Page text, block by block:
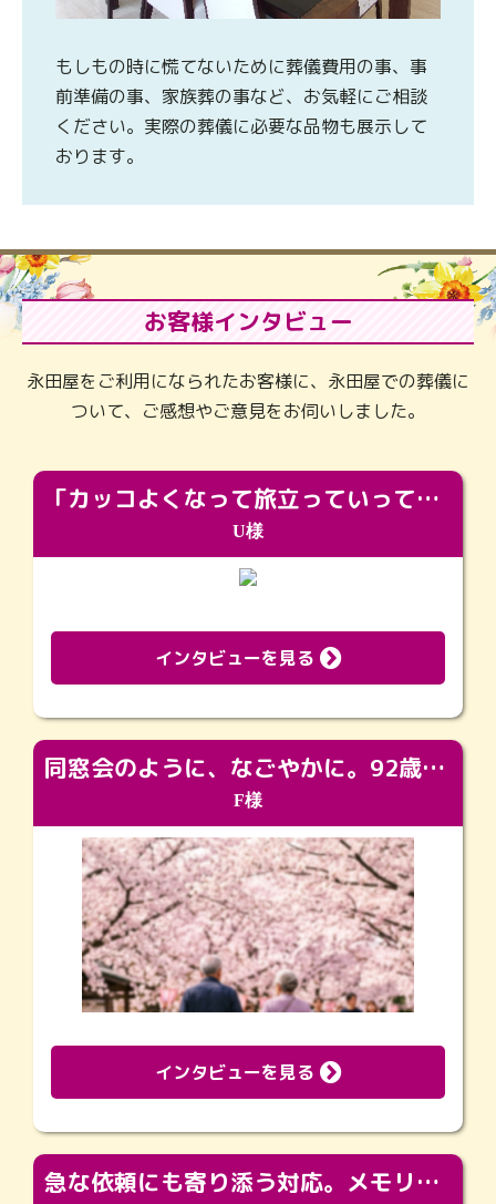
もしもの時に慌てないために葬儀費用の事、事
前準備の事、家族葬の事など、お気軽にご相談
ください。実際の葬儀に必要な品物も展示して
おります。
お客様インタビュー
永田屋をご利用になられたお客様に、永田屋での葬儀に
ついて、ご感想やご意見をお伺いしました。
「カッコよくなって旅立っていってくれました（笑）もっとカッコいいって言ってあげればよかったな」
U様
インタビューを見る
同窓会のように、なごやかに。92歳の旅立ちを彩った、再会と感謝の場
F様
インタビューを見る
急な依頼にも寄り添う対応。メモリアルコーナーで振り返る大切な日々